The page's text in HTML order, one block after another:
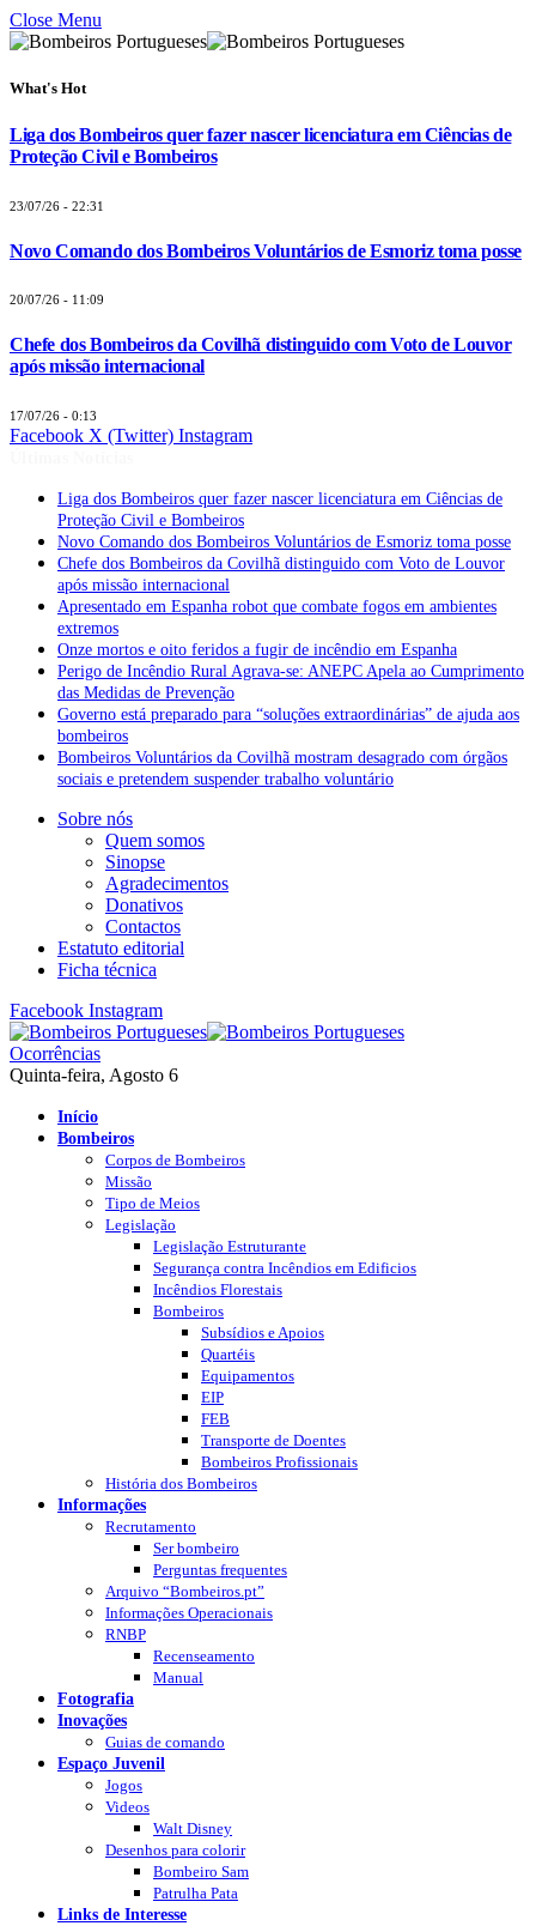
Close Menu
What's Hot
Liga dos Bombeiros quer fazer nascer licenciatura em Ciências de
Proteção Civil e Bombeiros
23/07/26 - 22:31
Novo Comando dos Bombeiros Voluntários de Esmoriz toma posse
20/07/26 - 11:09
Chefe dos Bombeiros da Covilhã distinguido com Voto de Louvor
após missão internacional
17/07/26 - 0:13
Facebook X (Twitter) Instagram
Liga dos Bombeiros quer fazer nascer licenciatura em Ciências de
Proteção Civil e Bombeiros
Novo Comando dos Bombeiros Voluntários de Esmoriz toma posse
Chefe dos Bombeiros da Covilhã distinguido com Voto de Louvor
após missão internacional
Apresentado em Espanha robot que combate fogos em ambientes
extremos
Onze mortos e oito feridos a fugir de incêndio em Espanha
Perigo de Incêndio Rural Agrava-se: ANEPC Apela ao Cumprimento
das Medidas de Prevenção
Governo está preparado para “soluções extraordinárias” de ajuda aos
bombeiros
Bombeiros Voluntários da Covilhã mostram desagrado com órgãos
sociais e pretendem suspender trabalho voluntário
Sobre nós
Quem somos
Sinopse
Agradecimentos
Donativos
Contactos
Estatuto editorial
Ficha técnica
Facebook Instagram
Ocorrências
Quinta-feira, Agosto 6
Início
Bombeiros
Corpos de Bombeiros
Missão
Tipo de Meios
Legislação
Legislação Estruturante
Segurança contra Incêndios em Edificios
Incêndios Florestais
Bombeiros
Subsídios e Apoios
Quartéis
Equipamentos
EIP
FEB
Transporte de Doentes
Bombeiros Profissionais
História dos Bombeiros
Informações
Recrutamento
Ser bombeiro
Perguntas frequentes
Arquivo “Bombeiros.pt”
Informações Operacionais
RNBP
Recenseamento
Manual
Fotografia
Inovações
Guias de comando
Espaço Juvenil
Jogos
Videos
Walt Disney
Desenhos para colorir
Bombeiro Sam
Patrulha Pata
Links de Interesse